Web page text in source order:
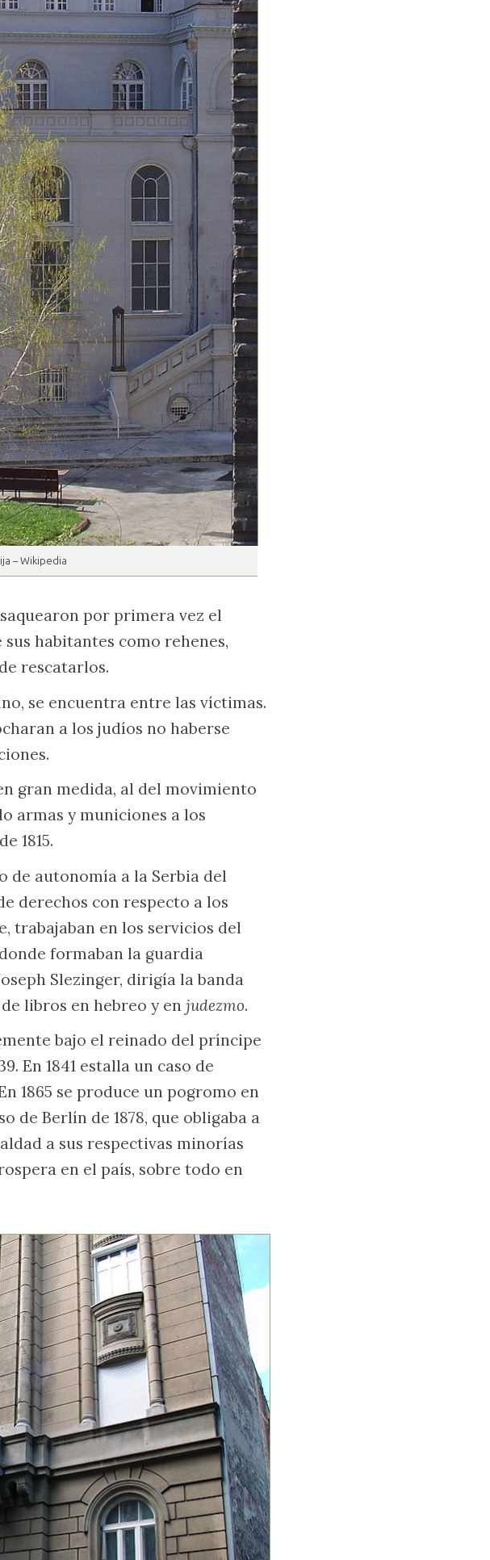
– Wikipedia
por primera vez el
habitantes como rehenes,
rescatarlos.
se encuentra entre las víctimas.
a los judíos no haberse
gran medida, al del movimiento
armas y municiones a los
1815.
de autonomía a la Serbia del
derechos con respecto a los
trabajaban en los servicios del
formaban la guardia
Slezinger, dirigía la banda
libros en hebreo y en judezmo.
bajo el reinado del príncipe
En 1841 estalla un caso de
1865 se produce un pogromo en
de Berlín de 1878, que obligaba a
a sus respectivas minorías
en el país, sobre todo en